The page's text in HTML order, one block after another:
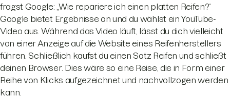
fragst Google: „Wie repariere ich einen platten Reifen?“
Google bietet Ergebnisse an und du wählst ein YouTube-
Video aus. Während das Video läuft, lässt du dich vielleicht
von einer Anzeige auf die Website eines Reifenherstellers
führen. Schließlich kaufst du einen Satz Reifen und schließt
deinen Browser. Dies wäre so eine Reise, die in Form einer
Reihe von Klicks aufgezeichnet und nachvollzogen werden
kann.